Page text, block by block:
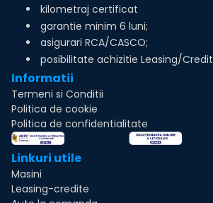
kilometraj certificat
garantie minim 6 luni;
asigurari RCA/CASCO;
posibilitate achizitie Leasing/Credit
Informatii
Termeni si Conditii
Politica de cookie
Politica de confidentialitate
Linkuri utile
Masini
Leasing-credite